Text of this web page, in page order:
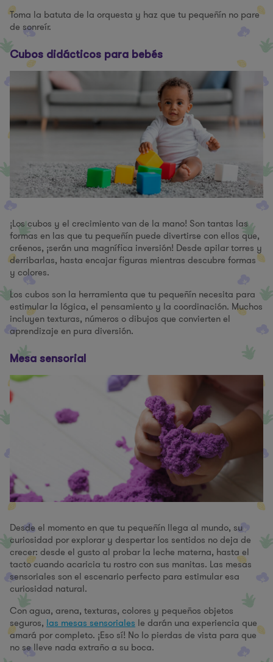
Toma la batuta de la orquesta y haz que tu pequeñín no pare
de sonreír.
Cubos didácticos para bebés
¡Los cubos y el crecimiento van de la mano! Son tantas las
formas en las que tu pequeñín puede divertirse con ellos que,
créenos, ¡serán una magnífica inversión! Desde apilar torres y
derribarlas, hasta encajar figuras mientras descubre formas
y colores.
Los cubos son la herramienta que tu pequeñín necesita para
estimular la lógica, el pensamiento y la coordinación. Muchos
incluyen texturas, números o dibujos que convierten el
aprendizaje en pura diversión.
Mesa sensorial
Desde el momento en que tu pequeñín llega al mundo, su
curiosidad por explorar y despertar los sentidos no deja de
crecer: desde el gusto al probar la leche materna, hasta el
tacto cuando acaricia tu rostro con sus manitas. Las mesas
sensoriales son el escenario perfecto para estimular esa
curiosidad natural.
Con agua, arena, texturas, colores y pequeños objetos
seguros, las mesas sensoriales le darán una experiencia que
amará por completo. ¡Eso sí! No lo pierdas de vista para que
no se lleve nada extraño a su boca.